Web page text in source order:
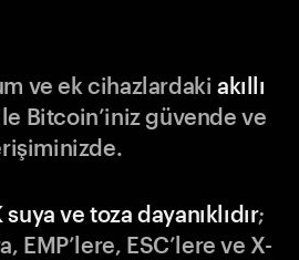
ve ek cihazlardakiakıllı
Bitcoin’iniz güvende ve
suya ve toza dayanıklıdır;
EMP’lere, ESC’lere ve X-